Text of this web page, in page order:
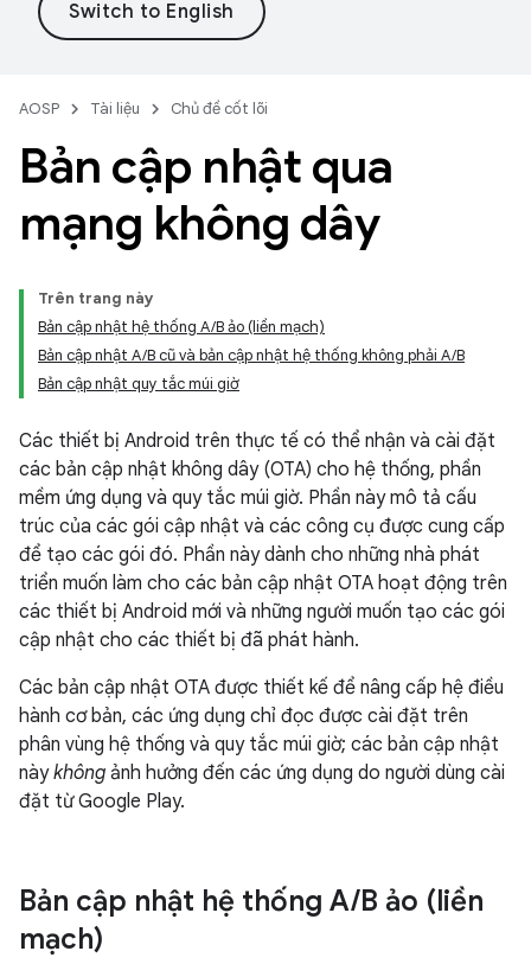
AOSP Tài liệu Chủ đề cốt lõi
Bản cập nhật qua
mạng không dây
Trên trang này
Bản cập nhật hệ thống A/B ảo (liền mạch)
Bản cập nhật A/B cũ và bản cập nhật hệ thống không phải A/B
Bản cập nhật quy tắc múi giờ
Các thiết bị Android trên thực tế có thể nhận và cài đặt
các bản cập nhật không dây (OTA) cho hệ thống, phần
mềm ứng dụng và quy tắc múi giờ. Phần này mô tả cấu
trúc của các gói cập nhật và các công cụ được cung cấp
để tạo các gói đó. Phần này dành cho những nhà phát
triển muốn làm cho các bản cập nhật OTA hoạt động trên
các thiết bị Android mới và những người muốn tạo các gói
cập nhật cho các thiết bị đã phát hành.
Các bản cập nhật OTA được thiết kế để nâng cấp hệ điều
hành cơ bản, các ứng dụng chỉ đọc được cài đặt trên
phân vùng hệ thống và quy tắc múi giờ; các bản cập nhật
nàykhông ảnh hưởng đến các ứng dụng do người dùng cài
đặt từ Google Play.
Bản cập nhật hệ thống A/B ảo (liền
mạch)